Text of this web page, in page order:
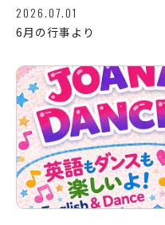
2026.07.01
6月の行事より